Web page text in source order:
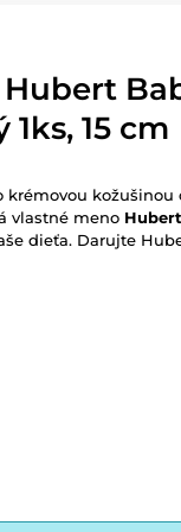
15 cm
krémovou kožušinou
vlastné meno
dieťa. Darujte